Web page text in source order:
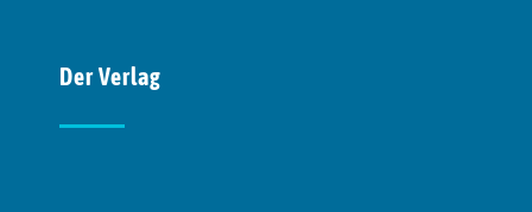
Der Verlag